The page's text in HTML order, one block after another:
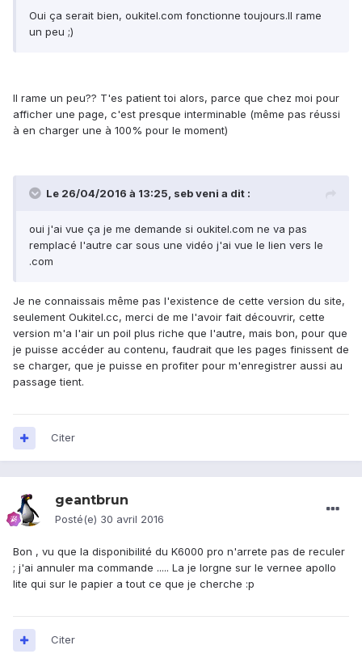
Oui ça serait bien, oukitel.com fonctionne toujours.Il rame
un peu ;)
Il rame un peu?? T'es patient toi alors, parce que chez moi pour
afficher une page, c'est presque interminable (même pas réussi
à en charger une à 100% pour le moment)
Le 26/04/2016 à 13:25, seb veni a dit :
oui j'ai vue ça je me demande si oukitel.com ne va pas
remplacé l'autre car sous une vidéo j'ai vue le lien vers le
.com
Je ne connaissais même pas l'existence de cette version du site,
seulement Oukitel.cc, merci de me l'avoir fait découvrir, cette
version m'a l'air un poil plus riche que l'autre, mais bon, pour que
je puisse accéder au contenu, faudrait que les pages finissent de
se charger, que je puisse en profiter pour m'enregistrer aussi au
passage tient.
Citer
geantbrun
Posté(e) 30 avril 2016
Bon , vu que la disponibilité du K6000 pro n'arrete pas de reculer
; j'ai annuler ma commande ..... La je lorgne sur le vernee apollo
lite qui sur le papier a tout ce que je cherche :p
Citer